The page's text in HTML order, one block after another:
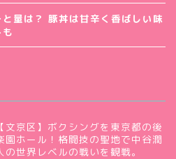
と量は？ 豚丼は甘辛く香ばしい味
【文京区】ボクシングを東京都の後
園ホール！格闘技の聖地で中谷潤
の世界レベルの戦いを観戦。